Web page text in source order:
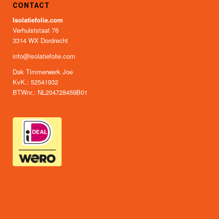
CONTACT
Isolatiefolie.com
Verhulststaat 76
3314 WX Dordrecht
info@isolatiefolie.com
Dak Timmerwerk Joe
KvK.: 52541932
BTWnr.: NL204728459B01